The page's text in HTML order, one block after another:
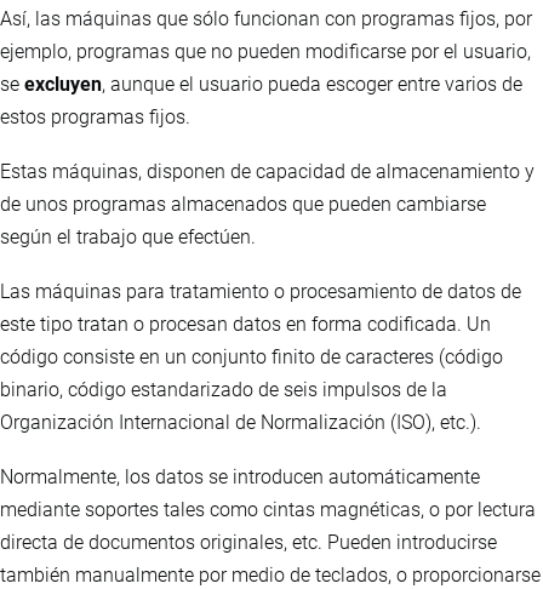
Así, las máquinas que sólo funcionan con programas fijos, por
ejemplo, programas que no pueden modificarse por el usuario,
se excluyen, aunque el usuario pueda escoger entre varios de
estos programas fijos.
Estas máquinas, disponen de capacidad de almacenamiento y
de unos programas almacenados que pueden cambiarse
según el trabajo que efectúen.
Las máquinas para tratamiento o procesamiento de datos de
este tipo tratan o procesan datos en forma codificada. Un
código consiste en un conjunto finito de caracteres (código
binario, código estandarizado de seis impulsos de la
Organización Internacional de Normalización (ISO), etc.).
Normalmente, los datos se introducen automáticamente
mediante soportes tales como cintas magnéticas, o por lectura
directa de documentos originales, etc. Pueden introducirse
también manualmente por medio de teclados, o proporcionarse